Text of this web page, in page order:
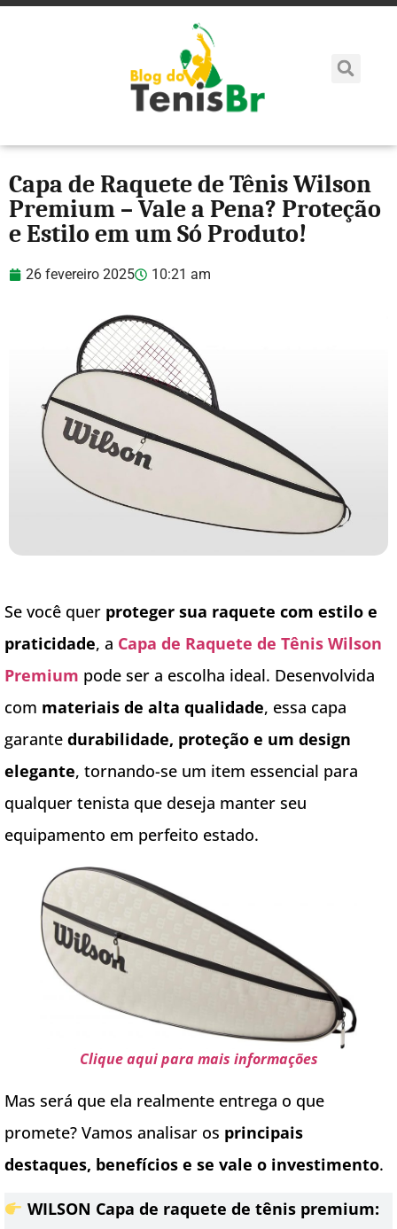
Capa de Raquete de Tênis Wilson
Premium – Vale a Pena? Proteção
e Estilo em um Só Produto!
26 fevereiro 2025 10:21 am
Se você quer proteger sua raquete com estilo e
praticidade, a Capa de Raquete de Tênis Wilson
Premium pode ser a escolha ideal. Desenvolvida
com materiais de alta qualidade, essa capa
garante durabilidade, proteção e um design
elegante, tornando-se um item essencial para
qualquer tenista que deseja manter seu
equipamento em perfeito estado.
Clique aqui para mais informações
Mas será que ela realmente entrega o que
promete? Vamos analisar os principais
destaques, benefícios e se vale o investimento.
WILSON Capa de raquete de tênis premium: